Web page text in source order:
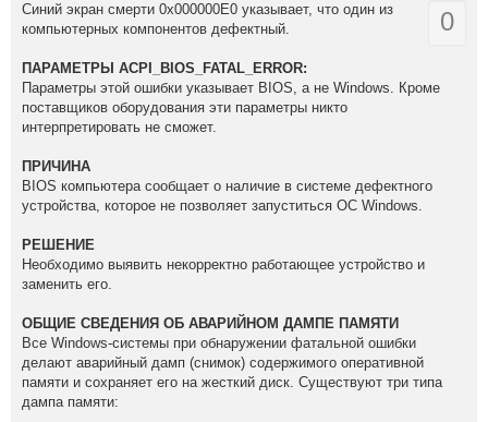
0
Синий экран смерти 0x000000E0 указывает, что один из
компьютерных компонентов дефектный.
ПАРАМЕТРЫ ACPI_BIOS_FATAL_ERROR:
Параметры этой ошибки указывает BIOS, а не Windows. Кроме
поставщиков оборудования эти параметры никто
интерпретировать не сможет.
ПРИЧИНА
BIOS компьютера сообщает о наличие в системе дефектного
устройства, которое не позволяет запуститься ОС Windows.
РЕШЕНИЕ
Необходимо выявить некорректно работающее устройство и
заменить его.
ОБЩИЕ СВЕДЕНИЯ ОБ АВАРИЙНОМ ДАМПЕ ПАМЯТИ
Все Windows-системы при обнаружении фатальной ошибки
делают аварийный дамп (снимок) содержимого оперативной
памяти и сохраняет его на жесткий диск. Существуют три типа
дампа памяти: